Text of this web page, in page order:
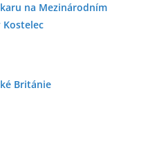
na Mezinárodním
Británie